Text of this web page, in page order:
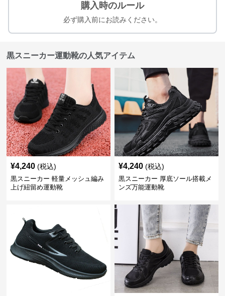
購入時のルール
必ず購入前にお読みください。
黒スニーカー運動靴の人気アイテム
¥4,240 (税込)
黒スニーカー 軽量メッシュ編み
上げ紐留め運動靴
¥4,240 (税込)
黒スニーカー 厚底ソール搭載メ
ンズ万能運動靴